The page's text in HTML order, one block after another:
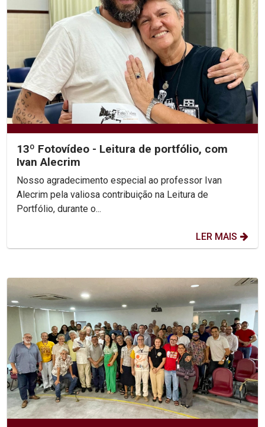
13º Fotovídeo - Leitura de portfólio, com
Ivan Alecrim
Nosso agradecimento especial ao professor Ivan
Alecrim pela valiosa contribuição na Leitura de
Portfólio, durante o...
LER MAIS